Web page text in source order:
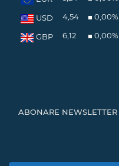
USD 4,54 0,00%
GBP 6,12 0,00%
ABONARE NEWSLETTER